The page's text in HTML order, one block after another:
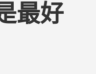
最好